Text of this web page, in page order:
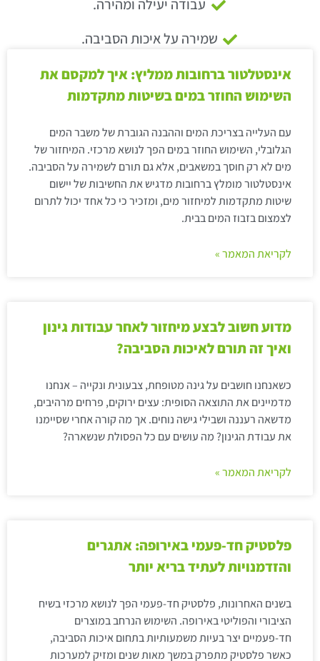
עבודה יעילה ומהירה.
שמירה על איכות הסביבה.
אינסטלטור ברחובות ממליץ: איך למקסם את
השימוש החוזר במים בשיטות מתקדמות
עם העלייה בצריכת המים וההבנה הגוברת של משבר המים
הגלובלי, השימוש החוזר במים הפך לנושא מרכזי. המיחזור של
מים לא רק חוסך במשאבים, אלא גם תורם לשמירה על הסביבה.
אינסטלטור מומלץ ברחובות מדגיש את החשיבות של יישום
שיטות מתקדמות למיחזור מים, ומזכיר כי כל אחד יכול לתרום
לצמצום בזבוז המים בבית.
לקריאת המאמר »
מדוע חשוב לבצע מיחזור לאחר עבודות גינון
ואיך זה תורם לאיכות הסביבה?
כשאנחנו חושבים על גינה מטופחת, צבעונית ונקייה – אנחנו
מדמיינים את התוצאה הסופית: עצים ירוקים, פרחים מרהיבים,
מדשאה רעננה ושבילי גישה נוחים. אך מה קורה אחרי שסיימנו
את עבודת הגינון? מה עושים עם כל הפסולת שנשארה?
לקריאת המאמר »
פלסטיק חד-פעמי באירופה: אתגרים
והזדמנויות לעתיד בריא יותר
בשנים האחרונות, פלסטיק חד-פעמי הפך לנושא מרכזי בשיח
הציבורי והפוליטי באירופה. השימוש הנרחב במוצרים
חד-פעמיים יצר בעיות משמעותיות בתחום איכות הסביבה,
כאשר פלסטיק מתפרק במשך מאות שנים ומזיק למערכות